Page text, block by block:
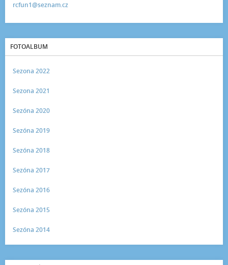
rcfun1@seznam.cz
FOTOALBUM
Sezona 2022
Sezona 2021
Sezóna 2020
Sezóna 2019
Sezóna 2018
Sezóna 2017
Sezóna 2016
Sezóna 2015
Sezóna 2014